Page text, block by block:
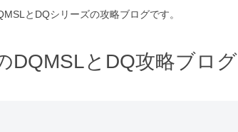
とDQシリーズの攻略ブログです。
DQMSLとDQ攻略ブログ